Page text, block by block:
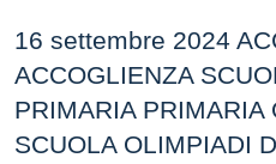
16 settembre 2024
ACCOGLIENZA
PRIMARIA PRIMARIA
SCUOLA OLIMPIADI